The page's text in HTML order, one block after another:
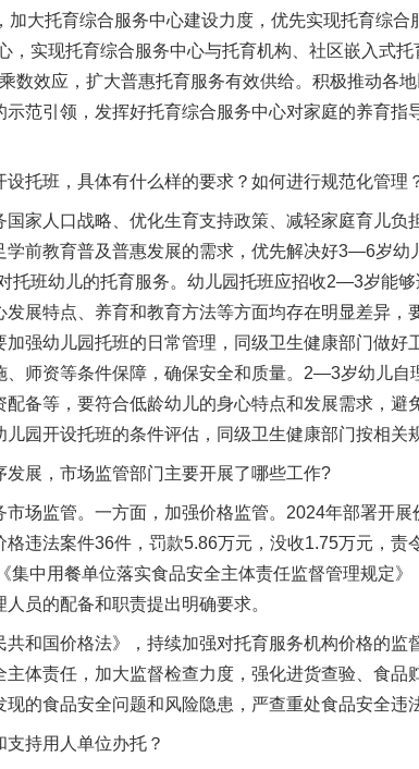
大托育综合服务中心建设力度，优先实现托育综合
，实现托育综合服务中心与托育机构、社区嵌入式
数效应，扩大普惠托育服务有效供给。积极推动各
范引领，发挥好托育综合服务中心对家庭的养育指
班，具体有什么样的要求？如何进行规范化管理
人口战略、优化生育支持政策、减轻家庭育儿负
前教育普及普惠发展的需求，优先解决好3—6岁幼
托班幼儿的托育服务。幼儿园托班应招收2—3岁能
展特点、养育和教育方法等方面均存在明显差异
强幼儿园托班的日常管理，同级卫生健康部门做好
师资等条件保障，确保安全和质量。2—3岁幼儿自
备等，要符合低龄幼儿的身心特点和发展需求，避
园开设托班的条件评估，同级卫生健康部门按相关
展，市场监管部门主要开展了哪些工作?
监管。一方面，加强价格监管。2024年部署开展
违法案件36件，罚款5.86万元，没收1.75万元，责
中用餐单位落实食品安全主体责任监督管理规定
员的配备和职责提出明确要求。
国价格法》，持续加强对托育服务机构价格的监
体责任，加大监督检查力度，强化进货查验、食品
的食品安全问题和风险隐患，严查重处食品安全违
持用人单位办托？